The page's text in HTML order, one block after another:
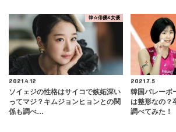
韓☆俳優&女優
2021.4.12
ソイェジの性格はサイコで嫉妬深い
ってマジ？キムジョンヒョンとの関
係も調べ…
2021.7.5
韓国バレーボ
は整形なの？
調べてみた！